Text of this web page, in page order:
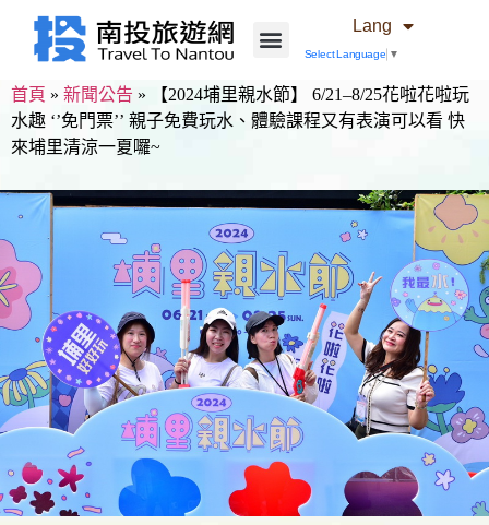
Lang
Select Language ▼
首頁 » 新聞公告 »
【2024埔里親水節】 6/21–8/25花啦花啦玩
水趣 ‘’免門票’’ 親子免費玩水、體驗課程又有表演可以看 快
來埔里清涼一夏囉~